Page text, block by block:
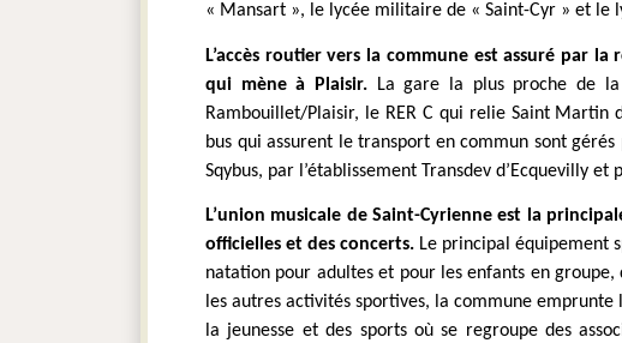
« Mansart », le lycée militaire de « Saint-Cyr » et le
L’accès routier vers la commune est assuré par
qui mène à Plaisir.
La gare la plus proche de
Rambouillet/Plaisir, le RER C qui relie Saint Martin
bus qui assurent le transport en commun sont
Sqybus, par l’établissement Transdev d’Ecquevilly et
L’union musicale de Saint-Cyrienne est la
officielles et des concerts. Le principal équipement
natation pour adultes et pour les enfants en
les autres activités sportives, la commune
la jeunesse et des sports où se regroupe des